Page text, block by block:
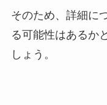
そのため、詳細に
る可能性はあるか
しょう。